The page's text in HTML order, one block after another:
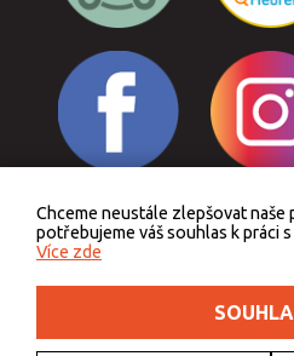
Odstoupit
Podle zákona o evidenci tržeb je
technického výpadku pak
Chceme neustále zlepšovat
potřebujeme váš souhlas k práci
Více zde